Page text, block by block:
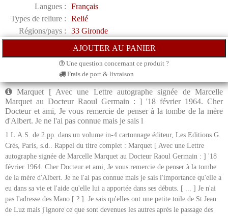
Langues :
Français
Types de reliure :
Relié
Régions/pays :
33 Gironde
Une question concernant ce produit ?
Frais de port & livraison
Marquet [ Avec une Lettre autographe signée de Marcelle
Marquet au Docteur Raoul Germain : ] '18 février 1964. Cher
Docteur et ami, Je vous remercie de penser à la tombe de la mère
d'Albert. Je ne l'ai pas connue mais je sais l
1 L.A.S. de 2 pp. dans un volume in-4 cartonnage éditeur, Les Editions G.
Crès, Paris, s.d.. Rappel du titre complet : Marquet [ Avec une Lettre
autographe signée de Marcelle Marquet au Docteur Raoul Germain : ] '18
février 1964. Cher Docteur et ami, Je vous remercie de penser à la tombe
de la mère d'Albert. Je ne l'ai pas connue mais je sais l'importance qu'elle a
eu dans sa vie et l'aide qu'elle lui a apportée dans ses débuts. [ ... ] Je n'ai
pas l'adresse des Mano [ ? ]. Je sais qu'elles ont une petite toile de St Jean
de Luz mais j'ignore ce que sont devenues les autres après le passage des